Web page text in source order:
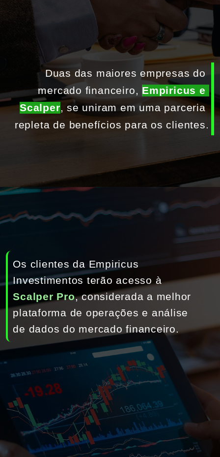
das maiores empresas do
financeiro, Empiricus e
uniram em uma parceria
para os clientes.
Os clientes da Empiricus
Investimentos terão acesso à
Scalper Pro, considerada a melhor
plataforma de operações e análise
de dados do mercado financeiro.